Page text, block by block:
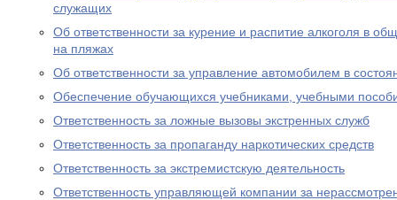
служащих
Об ответственности за курение и распитие алкоголя в
на пляжах
Об ответственности за управление автомобилем в
Обеспечение обучающихся учебниками, учебными
Ответственность за ложные вызовы экстренных служб
Ответственность за пропаганду наркотических средств
Ответственность за экстремистскую деятельность
Ответственность управляющей компании за